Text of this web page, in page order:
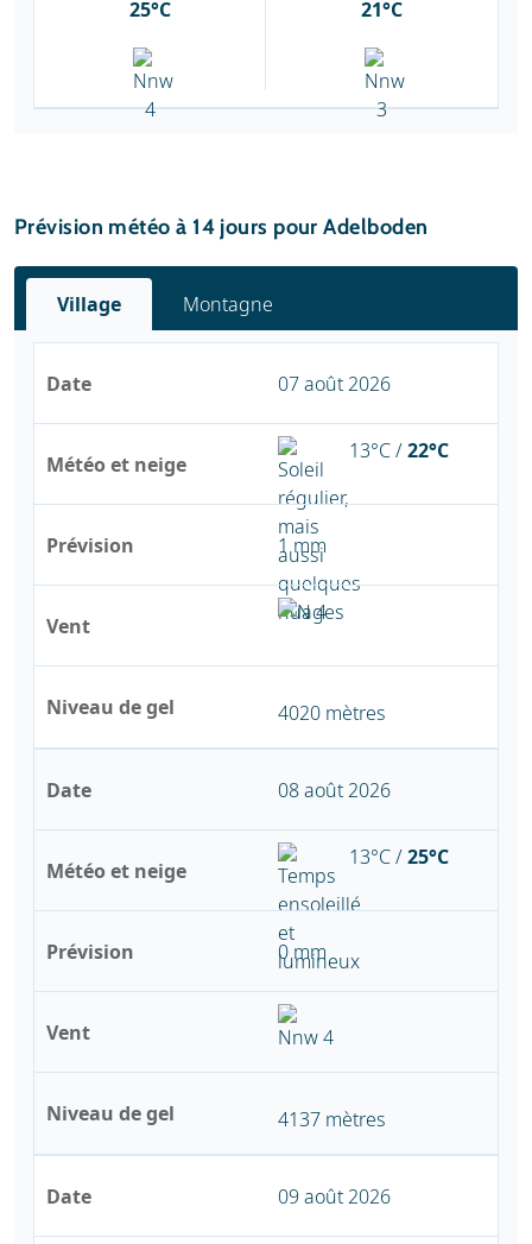
25°C 21°C
Prévision météo à 14 jours pour Adelboden
Village Montagne
Date
Météo et neige
Prévision
Vent
Niveau de gel
07 août 2026
13°C /22°C
1 mm
4020 mètres
Date
Météo et neige
Prévision
Vent
Niveau de gel
08 août 2026
13°C /25°C
0 mm
4137 mètres
Date 09 août 2026